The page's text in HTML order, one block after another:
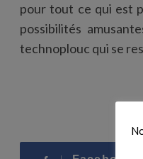
pour tout ce qui est
possibilités
technoplouc qui se